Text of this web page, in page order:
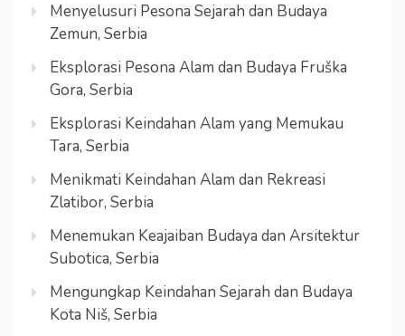
Menyelusuri Pesona Sejarah dan Budaya
Zemun, Serbia
Eksplorasi Pesona Alam dan Budaya Fruška
Gora, Serbia
Eksplorasi Keindahan Alam yang Memukau
Tara, Serbia
Menikmati Keindahan Alam dan Rekreasi
Zlatibor, Serbia
Menemukan Keajaiban Budaya dan Arsitektur
Subotica, Serbia
Mengungkap Keindahan Sejarah dan Budaya
Kota Niš, Serbia